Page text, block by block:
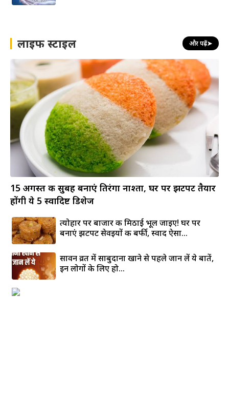
लाइफ स्टाइल और पढ़ें➤
15 अगस्त की सुबह बनाएं तिरंगा नाश्ता, घर पर झटपट तैयार
होंगी ये 5 स्वादिष्ट डिशेज
त्योहार पर बाजार की मिठाई भूल जाइए! घर पर
बनाएं झटपट सेवइयों की बर्फी, स्वाद ऐसा...
सावन व्रत में साबुदाना खाने से पहले जान लें ये बातें,
इन लोगों के लिए हो...